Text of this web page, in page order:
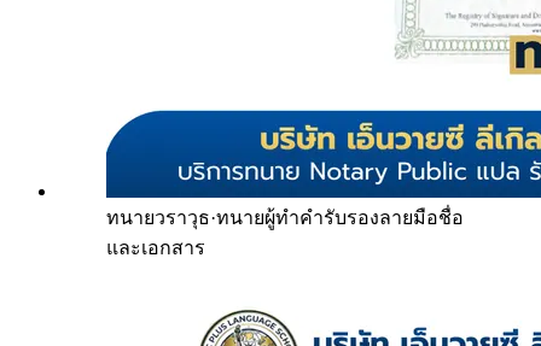
ทนายวราวุธ·ทนายผู้ทำคำรับรองลายมือชื่อ
และเอกสาร